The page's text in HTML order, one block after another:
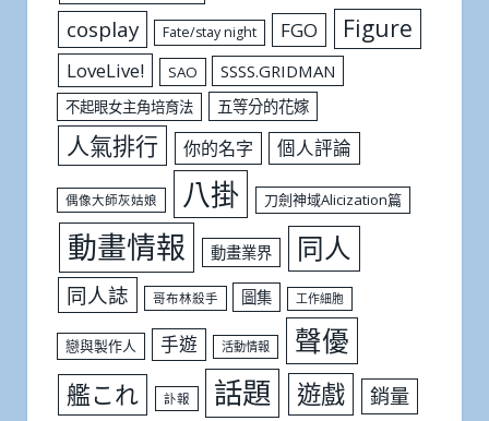
cosplay Fate/stay night FGO Figure
LoveLive! SAO SSSS.GRIDMAN
不起眼女主角培育法 五等分的花嫁
人氣排行 你的名字 個人評論
偶像大師灰姑娘 八掛 刀劍神域Alicization篇
動畫情報 動畫業界 同人
同人誌 哥布林殺手 圖集 工作細胞
戀與製作人 手遊 活動情報 聲優
艦これ 訃報 話題 遊戲 銷量